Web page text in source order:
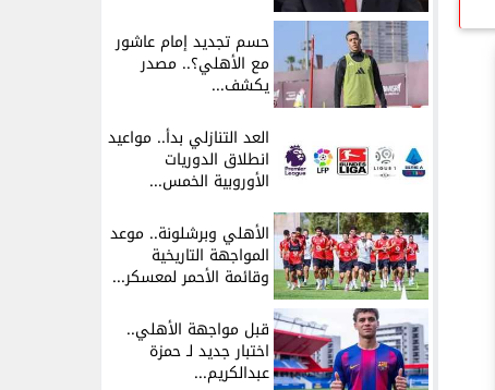
حسم تجديد إمام عاشور
مع الأهلي؟.. مصدر
يكشف...
العد التنازلي بدأ.. مواعيد
انطلاق الدوريات
الأوروبية الخمس...
الأهلي وبرشلونة.. موعد
المواجهة التاريخية
وقائمة الأحمر لمعسكر...
قبل مواجهة الأهلي..
اختبار جديد لـ حمزة
عبدالكريم...